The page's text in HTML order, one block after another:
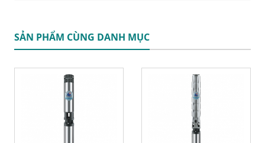
SẢN PHẨM CÙNG DANH MỤC